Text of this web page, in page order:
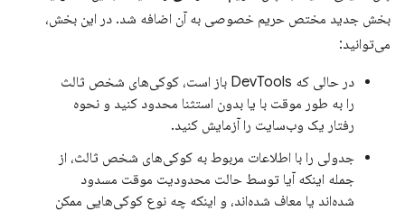
بخش جدید مختص حریم خصوصی به آن اضافه شد. در این بخش،
می‌توانید:
در حالی که DevTools باز است، کوکی‌های شخص ثالث
را به طور موقت با یا بدون استثنا محدود کنید و نحوه
رفتار یک وب‌سایت را آزمایش کنید.
جدولی را با اطلاعات مربوط به کوکی‌های شخص ثالث، از
جمله اینکه آیا توسط حالت محدودیت موقت مسدود
شده‌اند یا معاف شده‌اند، و اینکه چه نوع کوکی‌هایی ممکن